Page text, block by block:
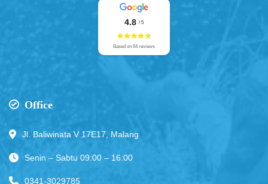
4.8 / 5
Based on 64 reviews
Office
Jl. Baliwinata V 17E17, Malang
Senin – Sabtu 09:00 – 16:00
0341-3029785